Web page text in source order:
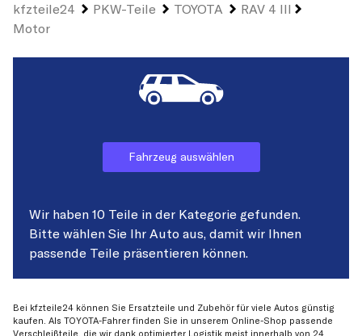
kfzteile24 PKW-Teile TOYOTA
RAV 4 III
Motor
Fahrzeug auswählen
Wir haben 10 Teile in der Kategorie gefunden.
Bitte wählen Sie Ihr Auto aus, damit wir Ihnen
passende Teile präsentieren können.
Bei kfzteile24 können Sie Ersatzteile und Zubehör für viele Autos günstig
kaufen. Als TOYOTA-Fahrer finden Sie in unserem Online-Shop passende
Verschleißteile, die wir dank optimierter Logistik meist innerhalb von 24